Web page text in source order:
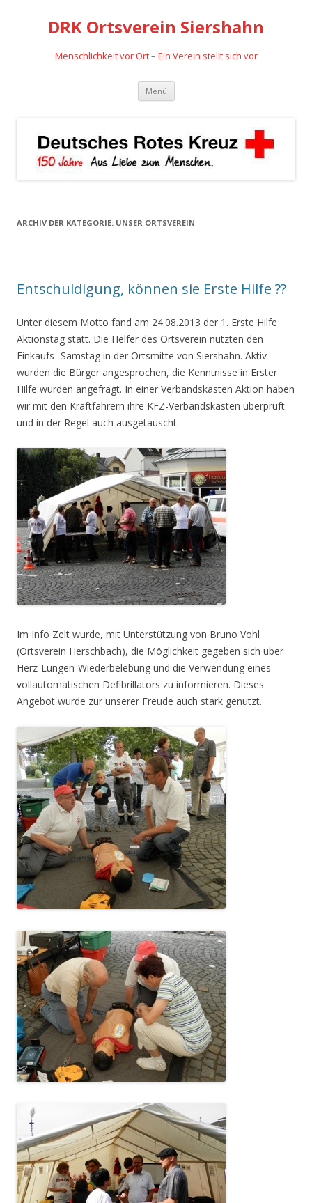
DRK Ortsverein Siershahn
Menschlichkeit vor Ort – Ein Verein stellt sich vor
Menü Zum
springen
ARCHIV DER KATEGORIE: UNSER ORTSVEREIN
Entschuldigung, können sie Erste Hilfe ??
Unter diesem Motto fand am 24.08.2013 der 1. Erste Hilfe
Aktionstag statt. Die Helfer des Ortsverein nutzten den
Einkaufs- Samstag in der Ortsmitte von Siershahn. Aktiv
wurden die Bürger angesprochen, die Kenntnisse in Erster
Hilfe wurden angefragt. In einer Verbandskasten Aktion haben
wir mit den Kraftfahrern ihre KFZ-Verbandskästen überprüft
und in der Regel auch ausgetauscht.
Im Info Zelt wurde, mit Unterstützung von Bruno Vohl
(Ortsverein Herschbach), die Möglichkeit gegeben sich über
Herz-Lungen-Wiederbelebung und die Verwendung eines
vollautomatischen Defibrillators zu informieren. Dieses
Angebot wurde zur unserer Freude auch stark genutzt.